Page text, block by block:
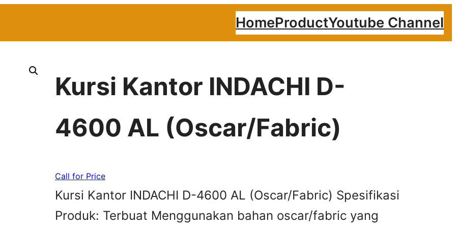
HomeProductYoutube Channel
Kursi Kantor INDACHI D-
4600 AL (Oscar/Fabric)
Call for Price
Kursi Kantor INDACHI D-4600 AL (Oscar/Fabric) Spesifikasi
Produk: Terbuat Menggunakan bahan oscar/fabric yang